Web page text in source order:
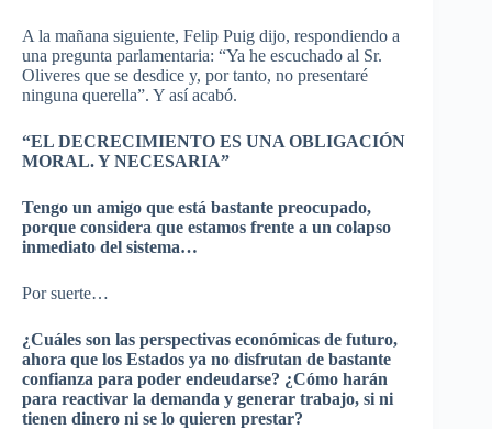
A la mañana siguiente, Felip Puig dijo, respondiendo a
una pregunta parlamentaria: “Ya he escuchado al Sr.
Oliveres que se desdice y, por tanto, no presentaré
ninguna querella”. Y así acabó.
“EL DECRECIMIENTO ES UNA OBLIGACIÓN
MORAL. Y NECESARIA”
Tengo un amigo que está bastante preocupado,
porque considera que estamos frente a un colapso
inmediato del sistema…
Por suerte…
¿Cuáles son las perspectivas económicas de futuro,
ahora que los Estados ya no disfrutan de bastante
confianza para poder endeudarse? ¿Cómo harán
para reactivar la demanda y generar trabajo, si ni
tienen dinero ni se lo quieren prestar?